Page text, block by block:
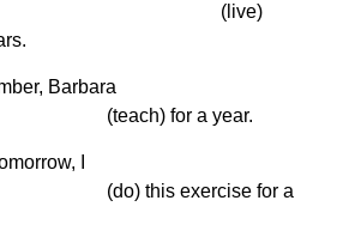
(live)
Barbara
(teach) for a year.
I
(do) this exercise for a